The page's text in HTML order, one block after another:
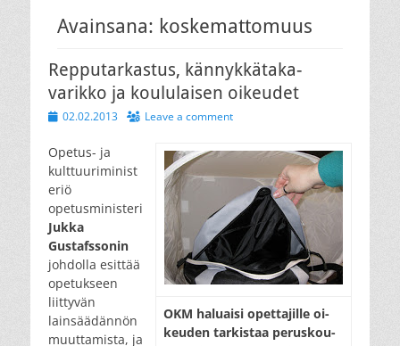
Avainsana: koskemattomuus
Repputarkastus, kännykkä­taka­
varikko ja koululaisen oikeudet
Posted
02.02.2013 Leave a comment
OKM ha­lu­ai­si opet­ta­jil­le oi­
keu­den tar­kis­taa pe­rus­kou­
Opetus- ja
kulttuuriminist
eriö
opetusministeri
Jukka
Gustafssonin
johdolla esittää
opetukseen
liittyvän
lainsäädännön
muuttamista, ja